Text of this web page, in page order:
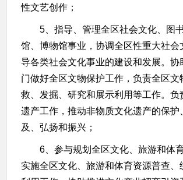
性文艺创作；
5、指导、管理全区社会文化、图
馆、博物馆事业，协调全区性重大社会
导各类社会文化事业的建设和发展。协
门做好全区文物保护工作，负责全区文
救、发掘、研究和展示利用等工作。负
遗产工作，推动非物质文化遗产的保护
及、弘扬和振兴；
6、参与规划全区文化、旅游和体
实施全区文化、旅游和体育资源普查、